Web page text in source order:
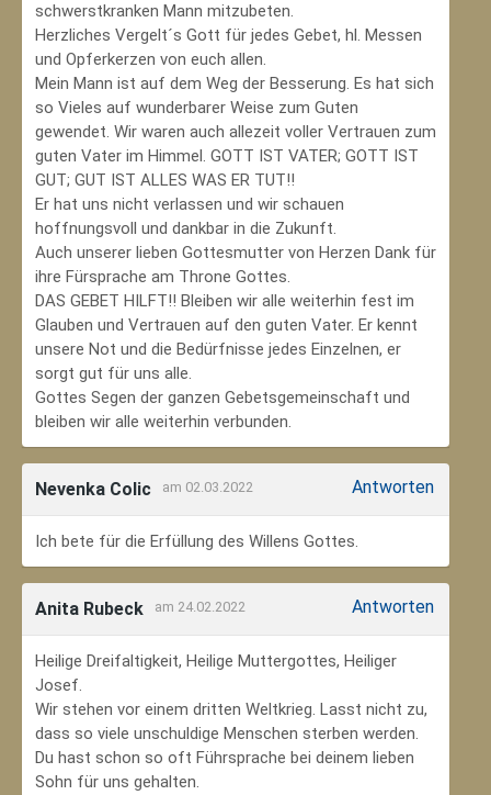
schwerstkranken Mann mitzubeten.
Herzliches Vergelt´s Gott für jedes Gebet, hl. Messen
und Opferkerzen von euch allen.
Mein Mann ist auf dem Weg der Besserung. Es hat sich
so Vieles auf wunderbarer Weise zum Guten
gewendet. Wir waren auch allezeit voller Vertrauen zum
guten Vater im Himmel. GOTT IST VATER; GOTT IST
GUT; GUT IST ALLES WAS ER TUT!!
Er hat uns nicht verlassen und wir schauen
hoffnungsvoll und dankbar in die Zukunft.
Auch unserer lieben Gottesmutter von Herzen Dank für
ihre Fürsprache am Throne Gottes.
DAS GEBET HILFT!! Bleiben wir alle weiterhin fest im
Glauben und Vertrauen auf den guten Vater. Er kennt
unsere Not und die Bedürfnisse jedes Einzelnen, er
sorgt gut für uns alle.
Gottes Segen der ganzen Gebetsgemeinschaft und
bleiben wir alle weiterhin verbunden.
Nevenka Colic am 02.03.2022 Antworten
Ich bete für die Erfüllung des Willens Gottes.
Anita Rubeck am 24.02.2022 Antworten
Heilige Dreifaltigkeit, Heilige Muttergottes, Heiliger
Josef.
Wir stehen vor einem dritten Weltkrieg. Lasst nicht zu,
dass so viele unschuldige Menschen sterben werden.
Du hast schon so oft Führsprache bei deinem lieben
Sohn für uns gehalten.